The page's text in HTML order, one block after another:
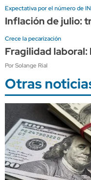
Expectativa por el número de
Inflación de julio:
Crece la pecarización
Fragilidad laboral:
Por Solange Rial
Otras